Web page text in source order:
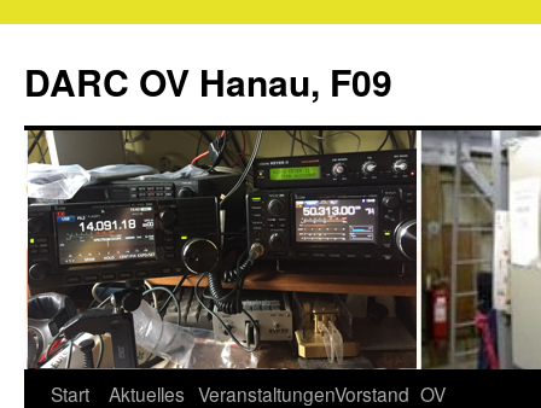
springen
DARC OV Hanau, F09
Start Aktuelles VeranstaltungenVorstand OV